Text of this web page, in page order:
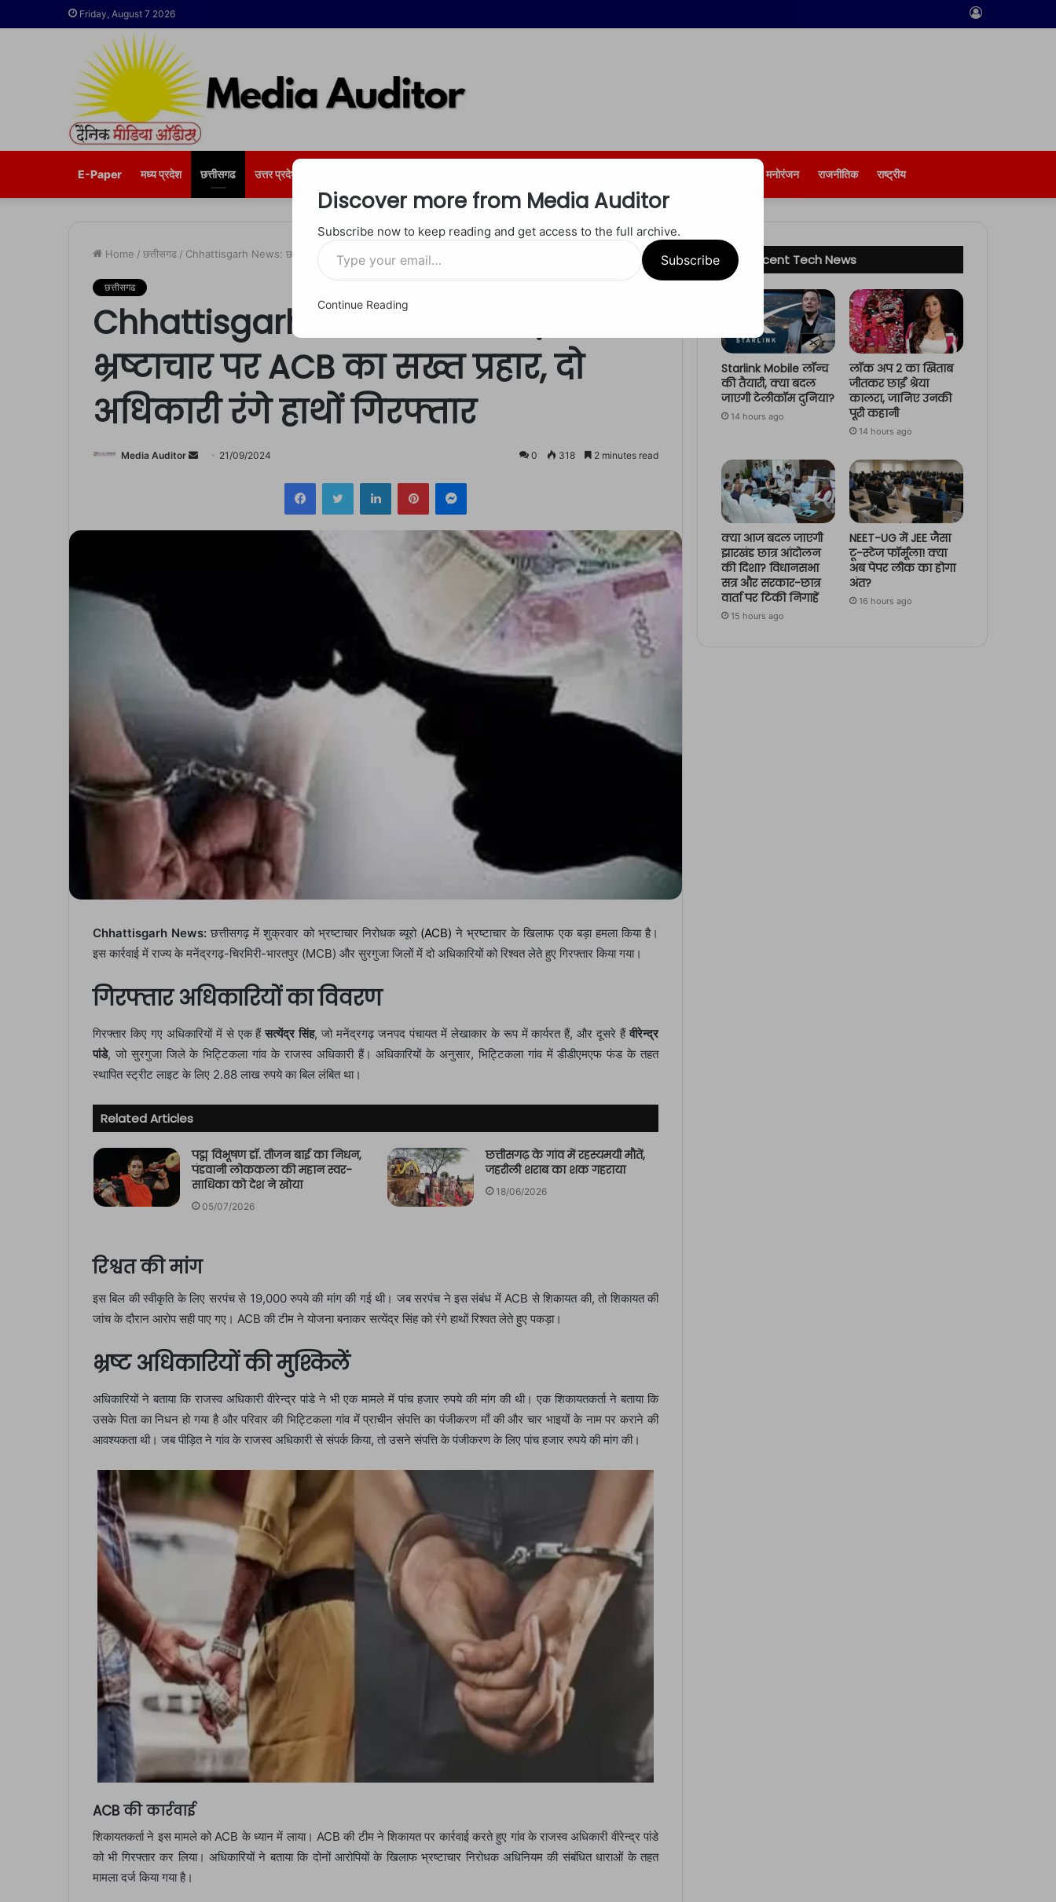
Friday, August 7 2026
Log
E-Paper मध्य प्रदेश छत्तीसगढ उत्तर प्रदेश मनोरंजन राजनीतिक राष्ट्रीय
Home / छत्तीसगढ / Chhattisgarh News: छत्तीसगढ़ में भ्रष्टाचार पर ACB का सख्त प्रहार, दो अधिकारी रंगे हाथों गिरफ्तार
छत्तीसगढ
Chhattisgarh News: छत्तीसगढ़ में
भ्रष्टाचार पर ACB का सख्त प्रहार, दो
अधिकारी रंगे हाथों गिरफ्तार
Media Auditor
Send 21/09/2024 0 318 2 minutes read
FacebookTwitter LinkedInPinterestMessenger
Chhattisgarh News: छत्तीसगढ़ में शुक्रवार को भ्रष्टाचार निरोधक ब्यूरो(ACB) ने भ्रष्टाचार के खिलाफ एक बड़ा हमला किया है।
इस कार्रवाई में राज्य के मनेंद्रगढ़-चिरमिरी-भारतपुर (MCB) और सुरगुजा जिलों में दो अधिकारियों को रिश्वत लेते हुए गिरफ्तार किया गया।
गिरफ्तार अधिकारियों का विवरण
गिरफ्तार किए गए अधिकारियों में से एक हैंसत्येंद्र सिंह, जो मनेंद्रगढ़ जनपद पंचायत में लेखाकार के रूप में कार्यरत हैं, और दूसरे हैंवीरेन्द्र
पांडे, जो सुरगुजा जिले के भिट्टिकला गांव के राजस्व अधिकारी हैं। अधिकारियों के अनुसार, भिट्टिकला गांव में डीडीएमएफ फंड के तहत
स्थापित स्ट्रीट लाइट के लिए 2.88 लाख रुपये का बिल लंबित था।
Related Articles
पद्म विभूषण डॉ. तीजन बाई का निधन,
पंडवानी लोककला की महान स्वर-
साधिका को देश ने खोया
05/07/2026
छत्तीसगढ़ के गांव में रहस्यमयी मौतें,
जहरीली शराब का शक गहराया
18/06/2026
रिश्वत की मांग
इस बिल की स्वीकृति के लिए सरपंच से 19,000 रुपये की मांग की गई थी। जब सरपंच ने इस संबंध में ACB से शिकायत की, तो शिकायत की
जांच के दौरान आरोप सही पाए गए। ACB की टीम ने योजना बनाकर सत्येंद्र सिंह को रंगे हाथों रिश्वत लेते हुए पकड़ा।
भ्रष्ट अधिकारियों की मुश्किलें
अधिकारियों ने बताया कि राजस्व अधिकारी वीरेन्द्र पांडे ने भी एक मामले में पांच हजार रुपये की मांग की थी। एक शिकायतकर्ता ने बताया कि
उसके पिता का निधन हो गया है और परिवार की भिट्टिकला गांव में प्राचीन संपत्ति का पंजीकरण माँ की और चार भाइयों के नाम पर कराने की
आवश्यकता थी। जब पीड़ित ने गांव के राजस्व अधिकारी से संपर्क किया, तो उसने संपत्ति के पंजीकरण के लिए पांच हजार रुपये की मांग की।
ACB की कार्रवाई
शिकायतकर्ता ने इस मामले को ACB के ध्यान में लाया। ACB की टीम ने शिकायत पर कार्रवाई करते हुए गांव के राजस्व अधिकारी वीरेन्द्र पांडे
को भी गिरफ्तार कर लिया। अधिकारियों ने बताया कि दोनों आरोपियों के खिलाफ भ्रष्टाचार निरोधक अधिनियम की संबंधित धाराओं के तहत
मामला दर्ज किया गया है।
Recent Tech News
Starlink Mobile लॉन्च
की तैयारी, क्या बदल
जाएगी टेलीकॉम दुनिया?
14 hours ago
लॉक अप 2 का खिताब
जीतकर छाईं श्रेया
कालरा, जानिए उनकी
पूरी कहानी
14 hours ago
क्या आज बदल जाएगी
झारखंड छात्र आंदोलन
की दिशा? विधानसभा
सत्र और सरकार-छात्र
वार्ता पर टिकी निगाहें
15 hours ago
NEET-UG में JEE जैसा
टू-स्टेज फॉर्मूला! क्या
अब पेपर लीक का होगा
अंत?
16 hours ago
Discover more from Media Auditor
Subscribe now to keep reading and get access to the full archive.
Type
your
email…
Subscribe
Continue Reading